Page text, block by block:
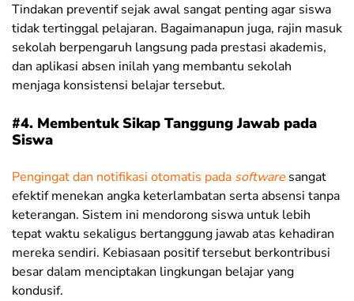
Tindakan preventif sejak awal sangat penting agar siswa
tidak tertinggal pelajaran. Bagaimanapun juga, rajin masuk
sekolah berpengaruh langsung pada prestasi akademis,
dan aplikasi absen inilah yang membantu sekolah
menjaga konsistensi belajar tersebut.
#4. Membentuk Sikap Tanggung Jawab pada
Siswa
Pengingat dan notifikasi otomatis pada software sangat
efektif menekan angka keterlambatan serta absensi tanpa
keterangan. Sistem ini mendorong siswa untuk lebih
tepat waktu sekaligus bertanggung jawab atas kehadiran
mereka sendiri. Kebiasaan positif tersebut berkontribusi
besar dalam menciptakan lingkungan belajar yang
kondusif.